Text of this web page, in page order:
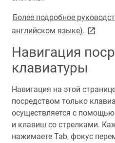
Более подробное
английском языке). link
Навигация
клавиатуры
Навигация на этой
посредством только
осуществляется с
и клавиш со стрелками.
нажимаете Tab, фокус